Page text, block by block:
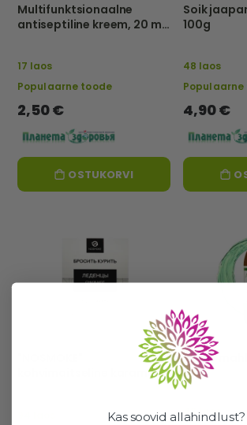
Multifunktsionaalne
antiseptiline kreem, 20 ml
17 laos
Populaarne toode
2,50 €
OSTUKORVI
Soik
100g
48 laos
4,90 €
kohvimaitseline karamell
Aaloe mahl
48 laos
Kas soovid allahindlust?